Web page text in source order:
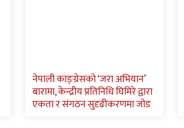
नेपाली काङ्ग्रेसको ‘जरा अभियान’
बारामा, केन्द्रीय प्रतिनिधि घिमिरे द्वारा
एकता र संगठन सुदृढीकरणमा जोड